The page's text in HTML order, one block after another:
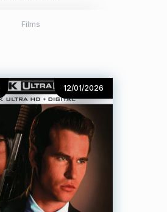
Films
12/01/2026